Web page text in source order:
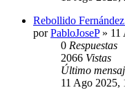
Rebollido
porPabloJoseP» 11
0 Respuestas
2066 Vistas
Último
11 Ago 2025,